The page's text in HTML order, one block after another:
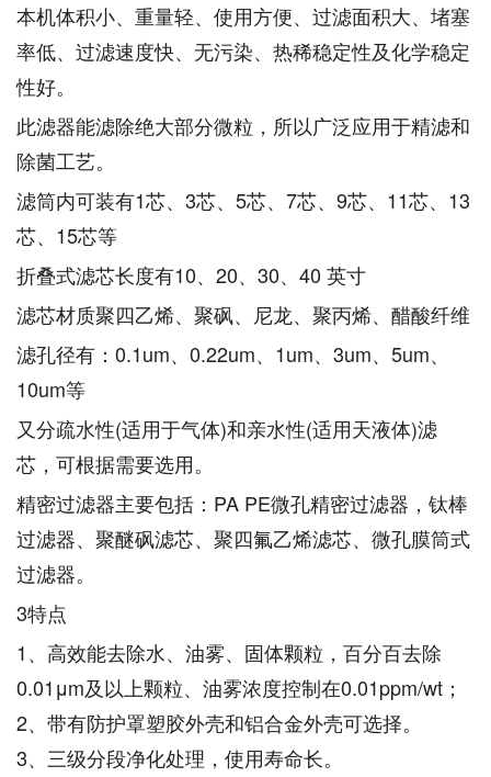
本机体积小、重量轻、使用方便、过滤面积大、堵塞
率低、过滤速度快、无污染、热稀稳定性及化学稳定
性好。
此滤器能滤除绝大部分微粒，所以广泛应用于精滤和
除菌工艺。
滤筒内可装有1芯、3芯、5芯、7芯、9芯、11芯、13
芯、15芯等
折叠式滤芯长度有10、20、30、40 英寸
滤芯材质聚四乙烯、聚砜、尼龙、聚丙烯、醋酸纤维
滤孔径有：0.1um、0.22um、1um、3um、5um、
10um等
又分疏水性(适用于气体)和亲水性(适用天液体)滤
芯，可根据需要选用。
精密过滤器主要包括：PA PE微孔精密过滤器，钛棒
过滤器、聚醚砜滤芯、聚四氟乙烯滤芯、微孔膜筒式
过滤器。
3特点
1、高效能去除水、油雾、固体颗粒，百分百去除
0.01μm及以上颗粒、油雾浓度控制在0.01ppm/wt；
2、带有防护罩塑胶外壳和铝合金外壳可选择。
3、三级分段净化处理，使用寿命长。